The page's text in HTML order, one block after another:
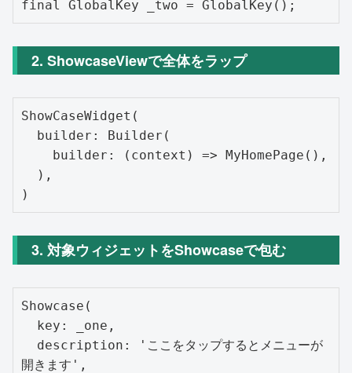
2. ShowcaseViewで全体をラップ
ShowCaseWidget(
3. 対象ウィジェットをShowcaseで包む
Showcase(
開きます',